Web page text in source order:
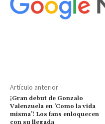
Artículo anterior
¡Gran debut de Gonzalo
Valenzuela en ‘Como la vida
misma’! Los fans enloquecen
con su llegada